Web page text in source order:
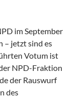
im September
– jetzt sind es
Votum ist
NPD-Fraktion
der Rauswurf
des